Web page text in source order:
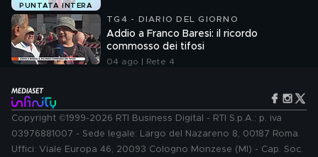
PUNTATA INTERA
TG4 - DIARIO DEL GIORNO
Addio a Franco Baresi: il ricordo
commosso dei tifosi
04 ago | Rete 4
Copyright ©1999-2026 RTI Business Digital - RTI S.p.A.: p. iva
03976881007 - Sede legale: Largo del Nazareno 8, 00187 Roma.
Uffici: Viale Europa 46, 20093 Cologno Monzese (MI) - Cap. Soc.